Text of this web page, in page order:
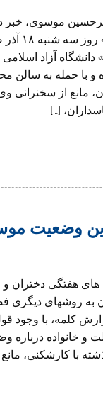
موسوی، خبر
شخصی و
آزاد
با حمله به سالن
مانع از سخنرانی
[…]
وضعیت
هفتگی دختران و
به روشهای
کلمه، با وجود
و خانواده
با کارشکنی، مانع